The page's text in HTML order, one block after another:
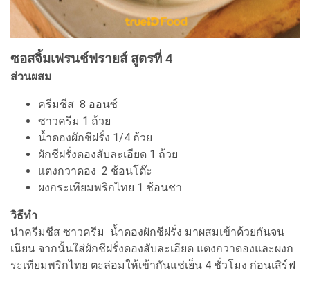
ซอสจิ้มเฟรนช์ฟรายส์ สูตรที่ 4
ส่วนผสม
ครีมชีส 8 ออนซ์
ซาวครีม 1 ถ้วย
น้ำดองผักชีฝรั่ง 1/4 ถ้วย
ผักชีฝรั่งดองสับละเอียด 1 ถ้วย
แตงกวาดอง 2 ช้อนโต๊ะ
ผงกระเทียมพริกไทย 1 ช้อนชา
วิธีทำ
นำครีมชีส ซาวครีม น้ำดองผักชีฝรั่ง มาผสมเข้าด้วยกันจน
เนียน จากนั้นใส่ผักชีฝรั่งดองสับละเอียด แตงกวาดองและผงก
ระเทียมพริกไทย ตะล่อมให้เข้ากันแช่เย็น 4 ชั่วโมง ก่อนเสิร์ฟ